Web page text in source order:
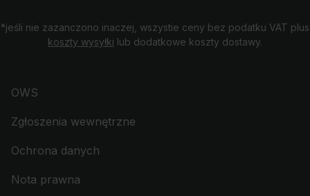
*jeśli nie zazanczono inaczej, wszystie ceny bez podatku VAT plus
koszty wysyłki lub dodatkowe koszty dostawy.
OWS
Zgłoszenia wewnętrzne
Ochrona danych
Nota prawna